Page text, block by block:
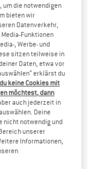
EU40
EU45
Infobox und
um die notwendigen
bieten wir
Datenverkehr,
Funktionen
, Werbe- und
sitzen teilweise in
Daten, etwa vor
erklärst du
keine Cookies mit
möchtest, dann
auch jederzeit in
Deine
nicht notwendig und
unserer
Informationen,